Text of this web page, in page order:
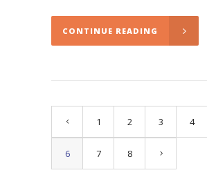
CONTINUE READING
1 2 3 4
6 7 8